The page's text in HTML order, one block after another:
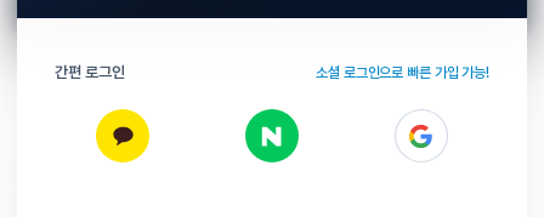
간편 로그인 소셜 로그인으로 빠른 가입 가능!